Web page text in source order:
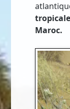
Maroc.